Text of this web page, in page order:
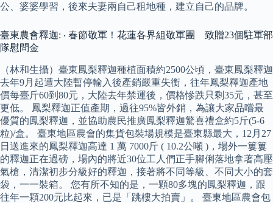
公、婆婆學習，後來夫妻兩自己租地種，建立自己的品牌。
臺東農會釋迦: ‧ 春節敬軍！花蓮各界組敬軍團 致贈23個駐軍部
隊慰問金
（林和生攝）臺東鳳梨釋迦種植面積約2500公頃，臺東鳳梨釋迦
去年9月起遭大陸暫停輸入後產銷嚴重失衡，往年鳳梨釋迦產地
價每臺斤60到80元，大陸去年禁運後，價格慘跌只剩35元，甚至
更低。 鳳梨釋迦正值產期，過往95%皆外銷，為讓大家品嚐最
優質的鳳梨釋迦，並協助農民推廣鳳梨釋迦驚喜禮盒約5斤(5-6
粒)/盒。 臺東地區農會的集貨包裝場規模是臺東縣最大，12月27
日送進來的鳳梨釋迦高達 1 萬 7000斤 ( 10.2公噸 )，場外一簍簍
的釋迦正在過磅，場內的將近30位工人們正手腳俐落地拿著高壓
氣槍，清潔初步分級好的釋迦，接著將不同等級、不同大小的套
袋，一一裝箱。 您有所不知的是，一顆80多塊的鳳梨釋迦，跟
往年一顆200元比起來，已是「跳樓大拍賣」。 臺東地區農會包